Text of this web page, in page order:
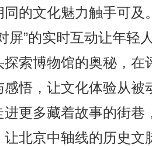
同的文化魅力触手可及
屏”的实时互动让年轻
探索博物馆的奥秘，
感悟，让文化体验从
进更多藏着故事的街
让北京中轴线的历史